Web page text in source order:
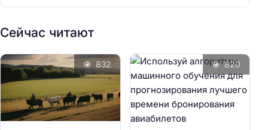
Сейчас читают
832 820